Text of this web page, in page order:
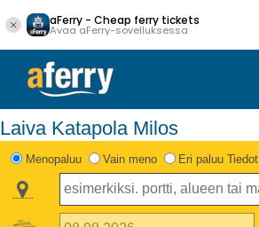
aFerry - Cheap ferry tickets
Avaa aFerry-sovelluksessa
Laiva Katapola Milos
Menopaluu Vain meno Eri paluu Tiedot